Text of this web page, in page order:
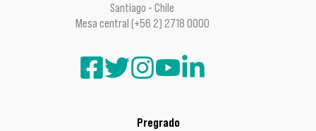
Santiago - Chile
Mesa central (+56 2) 2718 0000
Pregrado